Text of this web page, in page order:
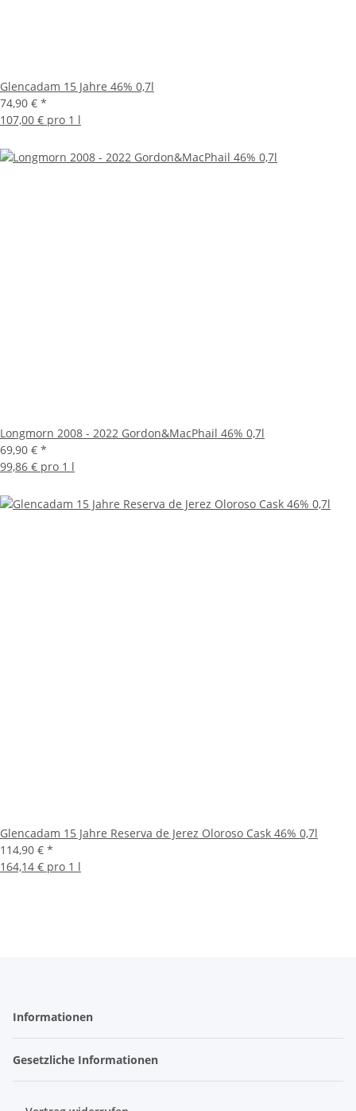
Glencadam 15 Jahre 46% 0,7l
74,90 € *
107,00 € pro 1 l
Longmorn 2008 - 2022 Gordon&MacPhail 46% 0,7l
69,90 € *
99,86 € pro 1 l
Glencadam 15 Jahre Reserva de Jerez Oloroso Cask 46% 0,7l
114,90 € *
164,14 € pro 1 l
Informationen
Gesetzliche Informationen